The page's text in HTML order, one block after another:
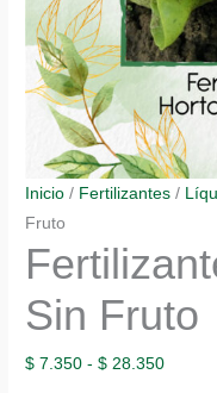
Inicio / Fertilizantes /
Fruto
Sin Fruto
$ 7.350 - $ 28.350Rango